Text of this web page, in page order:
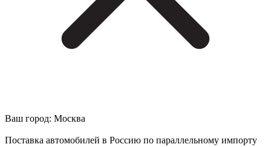
Ваш город: Москва
Поставка автомобилей в Россию по параллельному импорту